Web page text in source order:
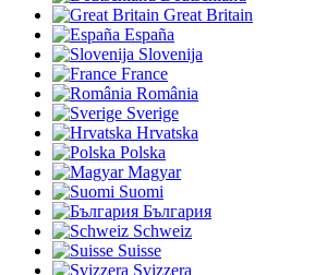
Great Britain
España
Slovenija
France
România
Sverige
Hrvatska
Polska
Magyar
Suomi
България
Schweiz
Suisse
Svizzera